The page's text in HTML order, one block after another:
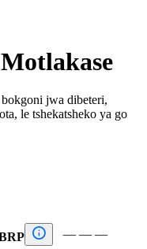
jwa dibeteri,
le tshekatsheko ya go
 — — —